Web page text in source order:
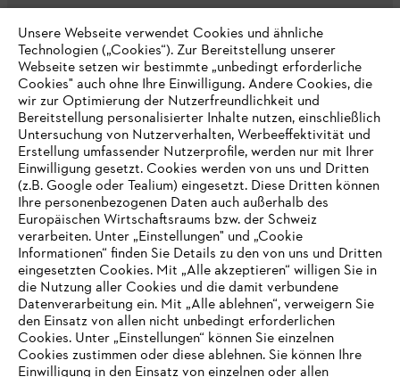
Unternehmen
Häufig gestellte Fragen
Support
Datenschutz Impressum Cookies
IHR BROWSER WIRD NICHT
UNTERSTÜTZT
Unsere Webseite verwendet Cookies und ähnliche
Technologien („Cookies“). Zur Bereitstellung unserer
Webseite setzen wir bestimmte „unbedingt erforderliche
Cookies" auch ohne Ihre Einwilligung. Andere Cookies, die
wir zur Optimierung der Nutzerfreundlichkeit und
Bereitstellung personalisierter Inhalte nutzen, einschließlich
Untersuchung von Nutzerverhalten, Werbeeffektivität und
Erstellung umfassender Nutzerprofile, werden nur mit Ihrer
Einwilligung gesetzt. Cookies werden von uns und Dritten
(z.B. Google oder Tealium) eingesetzt. Diese Dritten können
Ihre personenbezogenen Daten auch außerhalb des
Europäischen Wirtschaftsraums bzw. der Schweiz
verarbeiten. Unter „Einstellungen" und „Cookie
Informationen“ finden Sie Details zu den von uns und Dritten
eingesetzten Cookies. Mit „Alle akzeptieren“ willigen Sie in
die Nutzung aller Cookies und die damit verbundene
Datenverarbeitung ein. Mit „Alle ablehnen“, verweigern Sie
den Einsatz von allen nicht unbedingt erforderlichen
Cookies. Unter „Einstellungen“ können Sie einzelnen
Cookies zustimmen oder diese ablehnen. Sie können Ihre
Einwilligung in den Einsatz von einzelnen oder allen